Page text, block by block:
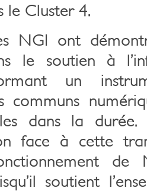
le Cluster 4.
NGI ont
le soutien à
un
communs
dans la
face à cette
de
soutient